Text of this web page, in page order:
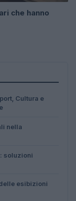
che hanno
Cultura e
nella
soluzioni
esibizioni